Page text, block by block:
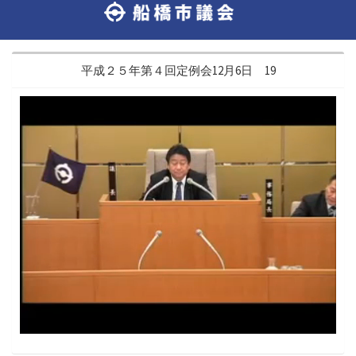
平成２５年第４回定例会12月6日 19